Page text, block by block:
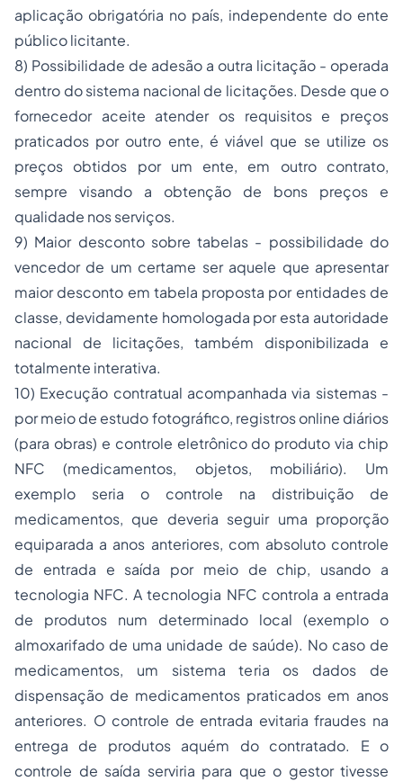
aplicação obrigatória no país, independente do ente
público licitante.
8) Possibilidade de adesão a outra licitação - operada
dentro do sistema nacional de licitações. Desde que o
fornecedor aceite atender os requisitos e preços
praticados por outro ente, é viável que se utilize os
preços obtidos por um ente, em outro contrato,
sempre visando a obtenção de bons preços e
qualidade nos serviços.
9) Maior desconto sobre tabelas - possibilidade do
vencedor de um certame ser aquele que apresentar
maior desconto em tabela proposta por entidades de
classe, devidamente homologada por esta autoridade
nacional de licitações, também disponibilizada e
totalmente interativa.
10) Execução contratual acompanhada via sistemas -
por meio de estudo fotográfico, registros online diários
(para obras) e controle eletrônico do produto via chip
NFC (medicamentos, objetos, mobiliário). Um
exemplo seria o controle na distribuição de
medicamentos, que deveria seguir uma proporção
equiparada a anos anteriores, com absoluto controle
de entrada e saída por meio de chip, usando a
tecnologia NFC. A tecnologia NFC controla a entrada
de produtos num determinado local (exemplo o
almoxarifado de uma unidade de saúde). No caso de
medicamentos, um sistema teria os dados de
dispensação de medicamentos praticados em anos
anteriores. O controle de entrada evitaria fraudes na
entrega de produtos aquém do contratado. E o
controle de saída serviria para que o gestor tivesse